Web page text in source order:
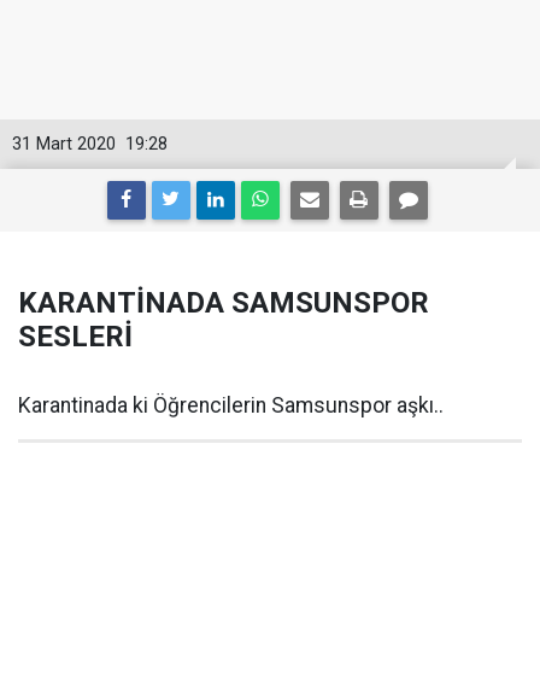
19:28
31 Mart 2020
KARANTİNADA SAMSUNSPOR
SESLERİ
Karantinada ki Öğrencilerin Samsunspor aşkı..